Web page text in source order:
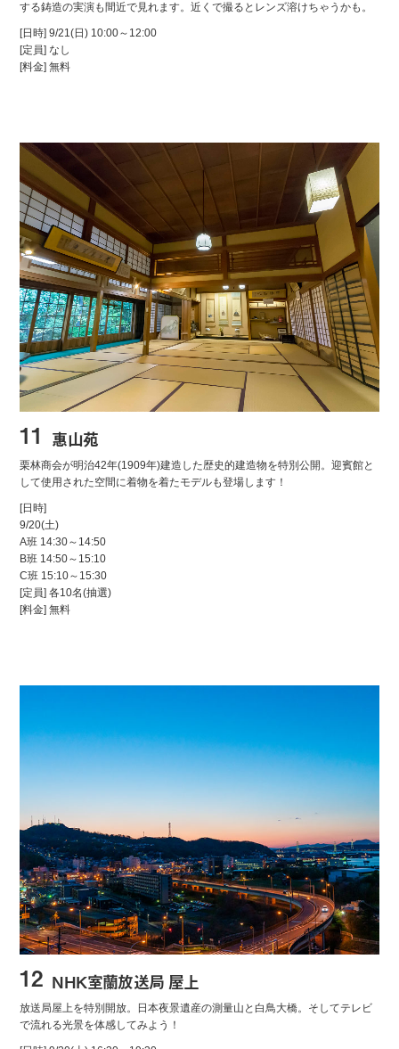
する鋳造の実演も間近で見れます。近くで撮るとレンズ溶けちゃうかも。
[日時]9/21(日) 10:00～12:00
[定員] なし
[料金] 無料
11 惠山苑
栗林商会が明治42年(1909年)建造した歴史的建造物を特別公開。迎賓館と
して使用された空間に着物を着たモデルも登場します！
[日時]
9/20(土)
A班 14:30～14:50
B班 14:50～15:10
C班 15:10～15:30
[定員] 各10名(抽選)
[料金] 無料
12 NHK室蘭放送局 屋上
放送局屋上を特別開放。日本夜景遺産の測量山と白鳥大橋。そしてテレビ
で流れる光景を体感してみよう！